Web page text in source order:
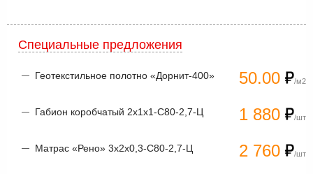
Специальные предложения
50.00 /м2
Геотекстильное полотно «Дорнит-400»
1 880 /шт
Габион коробчатый 2х1х1-С80-2,7-Ц
2 760 /шт
Матрас «Рено» 3х2х0,3-С80-2,7-Ц